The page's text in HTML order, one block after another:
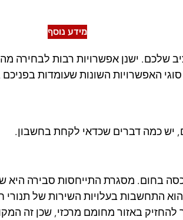
מידע נוסף
שלכם. ישנן אפשרויות רבות לבחירה
האפשרויות השונות שעומדות
יש כמה דברים שכדאי לקחת בחשבון.
באזור מחומם מרכזי, שכן זה